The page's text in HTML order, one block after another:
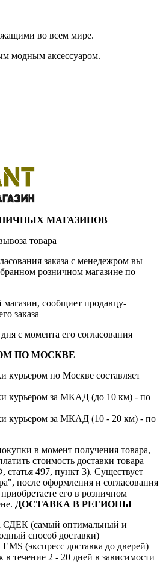
во всем мире.
модным аксессуаром.
МАГАЗИНОВ
товара
заказа с менедежром вы
розничном магазине по
сообщиет продавцу-
заказа
с момента его согласования
ПО МОСКВЕ
курьером по Москве составляет
курьером за МКАД (до 10 км) - по
курьером за МКАД (10 - 20 км) - по
в момент получения товара,
стоимость доставки товара
497, пункт 3). Существует
после оформления и согласования
его в розничном
ДОСТАВКА В РЕГИОНЫ
СДЕК (самый оптимальный и
способ доставки)
(экспресс доставка до дверей)
в течение 2 - 20 дней в зависимости